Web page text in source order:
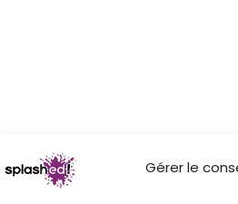
Gérer le